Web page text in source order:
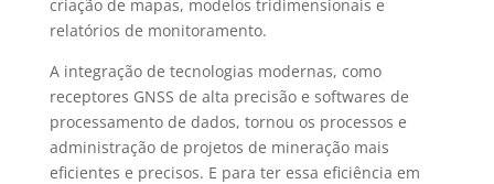
criação de mapas, modelos tridimensionais e
relatórios de monitoramento.
A integração de tecnologias modernas, como
receptores GNSS de alta precisão e softwares de
processamento de dados, tornou os processos e
administração de projetos de mineração mais
eficientes e precisos. E para ter essa eficiência em